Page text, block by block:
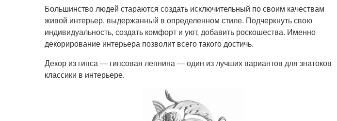
Большинство людей стараются создать исключительный по своим качествам
живой интерьер, выдержанный в определенном стиле. Подчеркнуть свою
индивидуальность, создать комфорт и уют, добавить роскошества. Именно
декорирование интерьера позволит всего такого достичь.
Декор из гипса — гипсовая лепнина — один из лучших вариантов для знатоков
классики в интерьере.